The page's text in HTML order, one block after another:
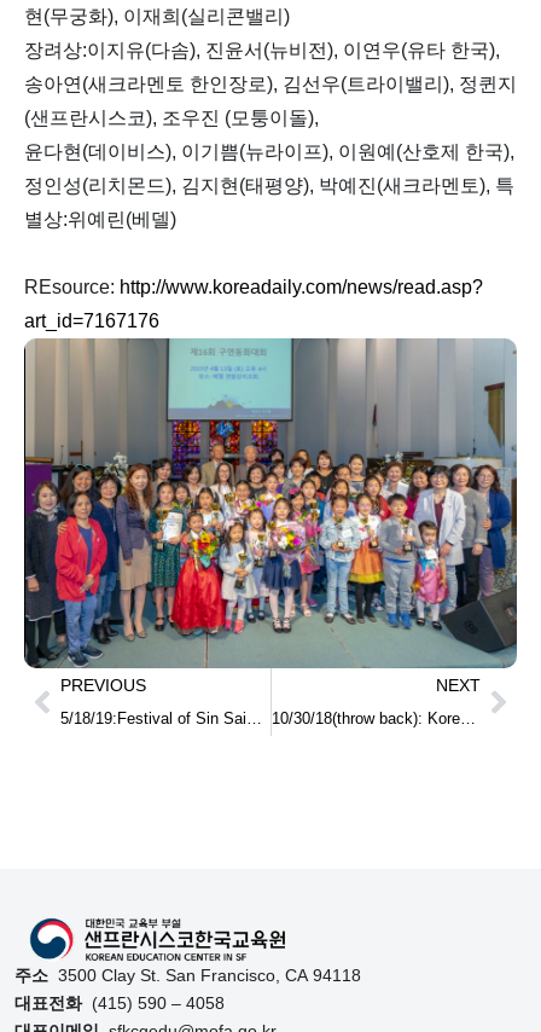
현(무궁화), 이재희(실리콘밸리)
장려상:이지유(다솜), 진윤서(뉴비전), 이연우(유타 한국),
송아연(새크라멘토 한인장로), 김선우(트라이밸리), 정퀸지
(샌프란시스코), 조우진 (모퉁이돌),
윤다현(데이비스), 이기쁨(뉴라이프), 이원예(산호제 한국),
정인성(리치몬드), 김지현(태평양), 박예진(새크라멘토), 특
별상:위예린(베델)
REsource: http://www.koreadaily.com/news/read.asp?
art_id=7167176
PREVIOUS NEXT
10/30/18(throw back): Korean class in public school in Monterey 몬트레이 지역 공립학교에 한국어반 생기나?
주소 3500 Clay St. San Francisco, CA 94118
대표전화(415) 590 – 4058